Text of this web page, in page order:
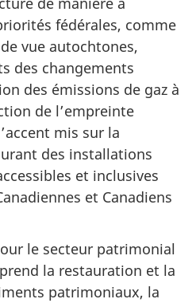
fédérales, comme
vue autochtones,
des changements
des émissions de gaz à
de l’empreinte
mis sur la
des installations
et inclusives
et Canadiens
le secteur patrimonial
la restauration et la
patrimoniaux, la